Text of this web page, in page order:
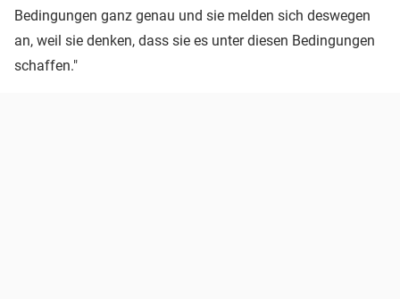
Bedingungen ganz genau und sie melden sich deswegen
an, weil sie denken, dass sie es unter diesen Bedingungen
schaffen."